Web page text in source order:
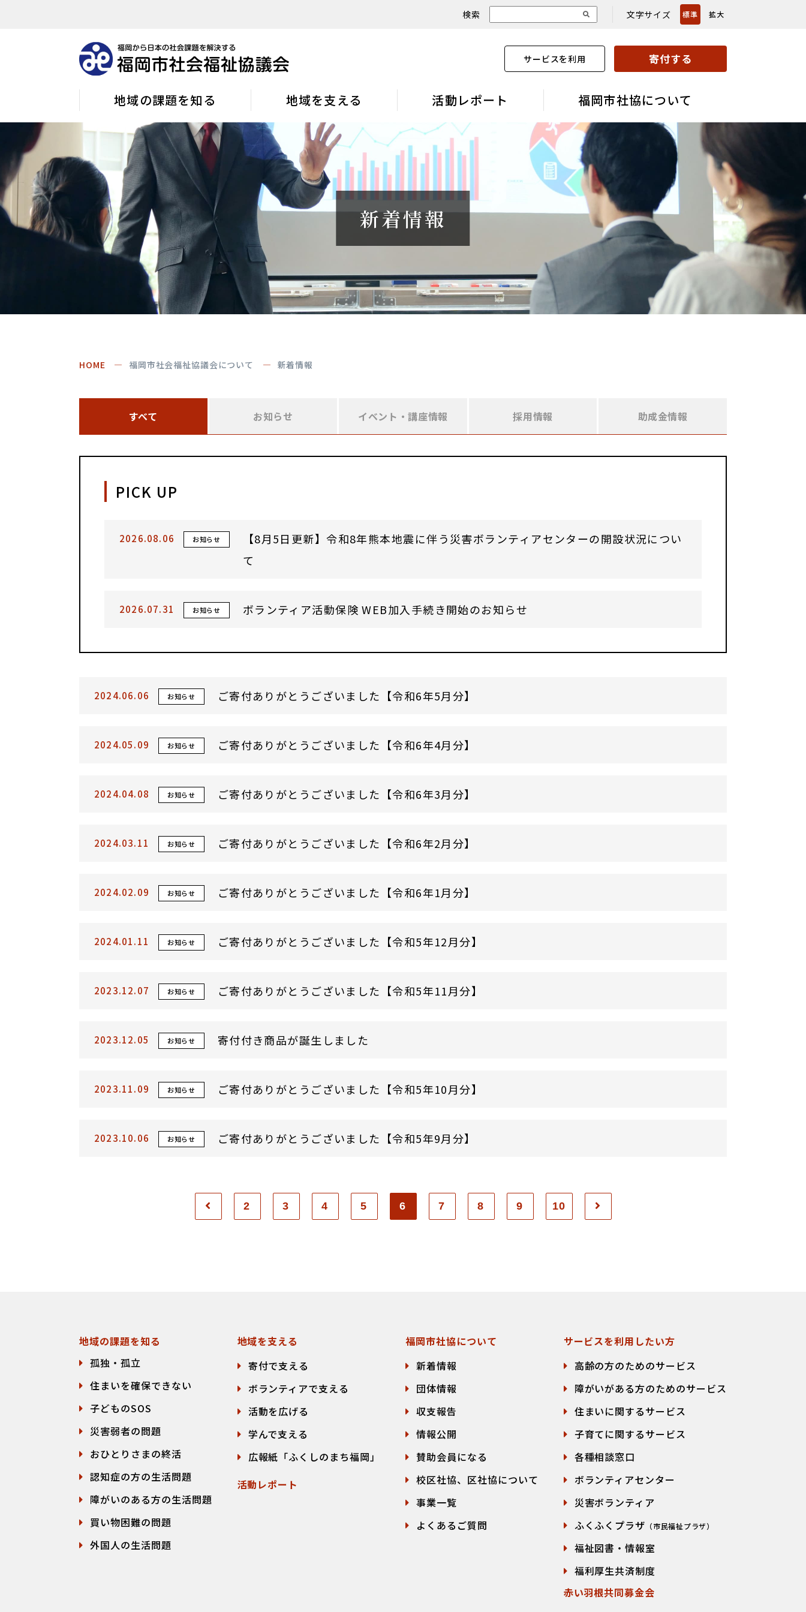
検索 文字サイズ 標準 拡大
サービスを利用 寄付する
地域の課題を知る 地域を支える 活動レポート 福岡市社協について
新着情報
HOME 福岡市社会福祉協議会について 新着情報
すべて お知らせ イベント・講座情報 採用情報 助成金情報
PICK UP
2026.08.06 お知らせ
【8月5日更新】令和8年熊本地震に伴う災害ボランティアセンターの開設状況につい
て
2026.07.31 お知らせ ボランティア活動保険 WEB加入手続き開始のお知らせ
2024.06.06 お知らせ ご寄付ありがとうございました【令和6年5月分】
2024.05.09 お知らせ ご寄付ありがとうございました【令和6年4月分】
2024.04.08 お知らせ ご寄付ありがとうございました【令和6年3月分】
2024.03.11 お知らせ ご寄付ありがとうございました【令和6年2月分】
2024.02.09 お知らせ ご寄付ありがとうございました【令和6年1月分】
2024.01.11 お知らせ ご寄付ありがとうございました【令和5年12月分】
2023.12.07 お知らせ ご寄付ありがとうございました【令和5年11月分】
2023.12.05 お知らせ 寄付付き商品が誕生しました
2023.11.09 お知らせ ご寄付ありがとうございました【令和5年10月分】
2023.10.06 お知らせ ご寄付ありがとうございました【令和5年9月分】
2 3 4 5 6 7 8 9 10
地域の課題を知る
孤独・孤立
住まいを確保できない
子どものSOS
災害弱者の問題
おひとりさまの終活
認知症の方の生活問題
障がいのある方の生活問題
買い物困難の問題
外国人の生活問題
地域を支える
寄付で支える
ボランティアで支える
活動を広げる
学んで支える
広報紙「ふくしのまち福岡」
活動レポート
福岡市社協について
新着情報
団体情報
収支報告
情報公開
賛助会員になる
校区社協、区社協について
事業一覧
よくあるご質問
サービスを利用したい方
高齢の方のためのサービス
障がいがある方のためのサービス
住まいに関するサービス
子育てに関するサービス
各種相談窓口
ボランティアセンター
災害ボランティア
ふくふくプラザ （市民福祉プラザ）
福祉図書・情報室
福利厚生共済制度
赤い羽根共同募金会